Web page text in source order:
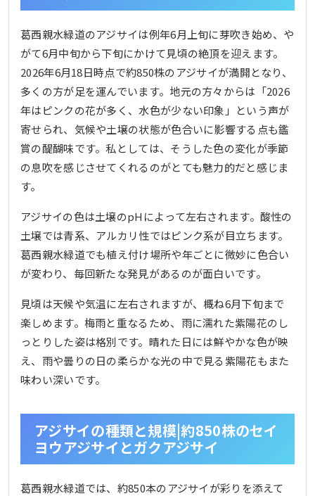
葛西親水緑道のアジサイは例年6月上旬に芽吹き始め、や
がて6月中旬から下旬にかけて見頃の絶頂を迎えます。
2026年6月18日時点で約850株のアジサイが満開となり、
多くの方が足を運んでいます。地元の方々からは「2026
年はピンクの花が多く、水色が少ない印象」という声が
寄せられ、気候や土壌の状態が色合いに影響する点も鑑
賞の醍醐味です。私としては、そうした色の変化が季節
の息吹を感じさせてくれるのがとても魅力的だと感じま
す。
アジサイの色は土壌のpHによって左右されます。酸性の
土壌では青系、アルカリ性ではピンク系が目立ちます。
葛西親水緑道でも植え付け場所や年ごとに微妙に色合い
が変わり、毎回新たな発見があるのが面白いです。
見頃は天候や気温に左右されますが、概ね6月下旬まで
楽しめます。梅雨と重なるため、雨に濡れた紫陽花のし
っとりした姿は格別です。晴れた日には鮮やかな色が映
え、雨や曇りの日の柔らかな光の中で見る紫陽花もまた
味わい深いです。
アジサイの種類と規模|約850株のセイ
ヨウアジサイとガクアジサイ
葛西親水緑道では、約850本のアジサイが彩りを添えて